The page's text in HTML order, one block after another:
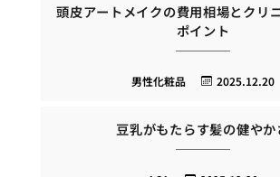
頭皮アートメイクの費用相場とクリ
ポイント
2025.12.20
男性化粧品
豆乳がもたらす髪の健やか